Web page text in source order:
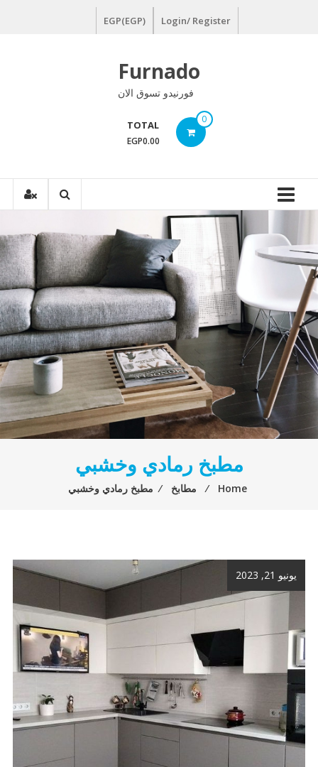
Login/ Register
EGP(EGP)
Furnado
فورنيدو تسوق الان
0
TOTAL
EGP0.00
مطبخ رمادي وخشبي
Home
⁄ مطابخ ⁄ مطبخ رمادي وخشبي
يونيو 21, 2023